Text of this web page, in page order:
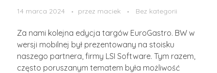
14 marca 2024 przez maciek Bez kategorii
Za nami kolejna edycja targów EuroGastro. BW w
wersji mobilnej był prezentowany na stoisku
naszego partnera, firmy LSI Software. Tym razem,
często poruszanym tematem była możliwość